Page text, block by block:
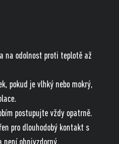
na odolnost proti teplotě až
pokud je vlhký nebo mokrý,
postupujte vždy opatrně.
pro dlouhodobý kontakt s